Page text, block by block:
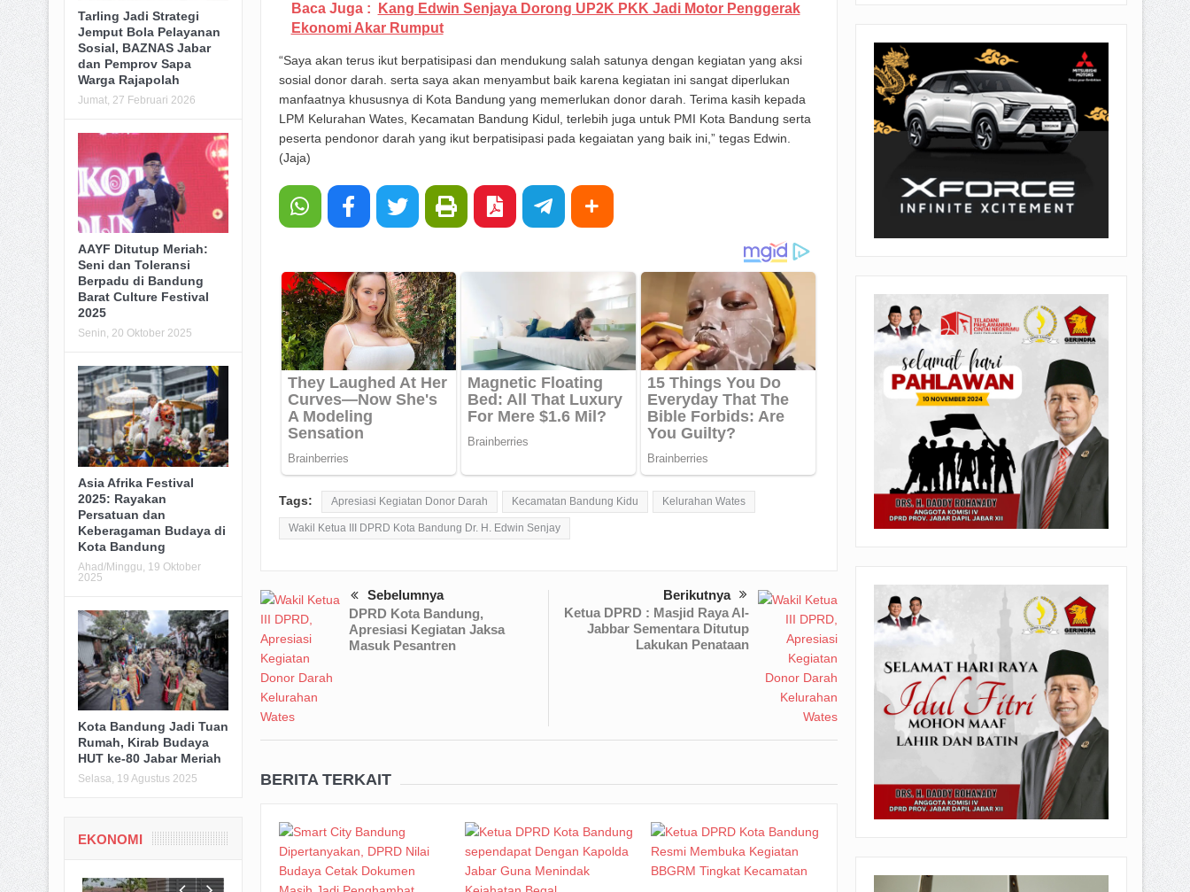
Baca Juga :
Kang Edwin Senjaya Dorong UP2K PKK Jadi Motor Penggerak
Ekonomi Akar Rumput
“Saya akan terus ikut berpatisipasi dan mendukung salah satunya dengan kegiatan yang aksi
sosial donor darah. serta saya akan menyambut baik karena kegiatan ini sangat diperlukan
manfaatnya khususnya di Kota Bandung yang memerlukan donor darah. Terima kasih kepada
LPM Kelurahan Wates, Kecamatan Bandung Kidul, terlebih juga untuk PMI Kota Bandung serta
peserta pendonor darah yang ikut berpatisipasi pada kegaiatan yang baik ini,” tegas Edwin.
(Jaja)
Tags: Apresiasi Kegiatan Donor Darah Kecamatan Bandung Kidu Kelurahan Wates
Wakil Ketua III DPRD Kota Bandung Dr. H. Edwin Senjay
Sebelumnya
DPRD Kota Bandung,
Apresiasi Kegiatan Jaksa
Masuk Pesantren
Berikutnya
Ketua DPRD : Masjid Raya Al-
Jabbar Sementara Ditutup
Lakukan Penataan
BERITA TERKAIT
Tarling Jadi Strategi
Jemput Bola Pelayanan
Sosial, BAZNAS Jabar
dan Pemprov Sapa
Warga Rajapolah
Jumat, 27 Februari 2026
AAYF Ditutup Meriah:
Seni dan Toleransi
Berpadu di Bandung
Barat Culture Festival
2025
Senin, 20 Oktober 2025
Asia Afrika Festival
2025: Rayakan
Persatuan dan
Keberagaman Budaya di
Kota Bandung
Ahad/Minggu, 19 Oktober
2025
Kota Bandung Jadi Tuan
Rumah, Kirab Budaya
HUT ke-80 Jabar Meriah
Selasa, 19 Agustus 2025
EKONOMI